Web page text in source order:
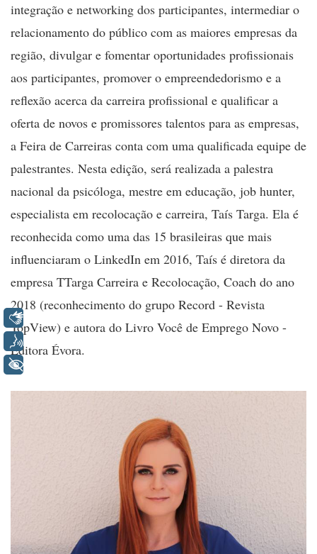
integração e networking dos participantes, intermediar o
relacionamento do público com as maiores empresas da
região, divulgar e fomentar oportunidades profissionais
aos participantes, promover o empreendedorismo e a
reflexão acerca da carreira profissional e qualificar a
oferta de novos e promissores talentos para as empresas,
a Feira de Carreiras conta com uma qualificada equipe de
palestrantes. Nesta edição, será realizada a palestra
nacional da psicóloga, mestre em educação, job hunter,
especialista em recolocação e carreira, Taís Targa. Ela é
reconhecida como uma das 15 brasileiras que mais
influenciaram o LinkedIn em 2016, Taís é diretora da
empresa TTarga Carreira e Recolocação, Coach do ano
2018 (reconhecimento do grupo Record - Revista
TopView) e autora do Livro Você de Emprego Novo -
Editora Évora.
Voz